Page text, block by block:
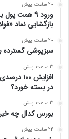
20 ساعت پیش
بازگشایی نماد
20 ساعت پیش
سبزپوشی گسترده بازار
21 ساعت پیش
افزایش
در بسته خورد؟
21 ساعت پیش
بورس کدال چه خبر؟/ واگذاری
22 ساعت پیش